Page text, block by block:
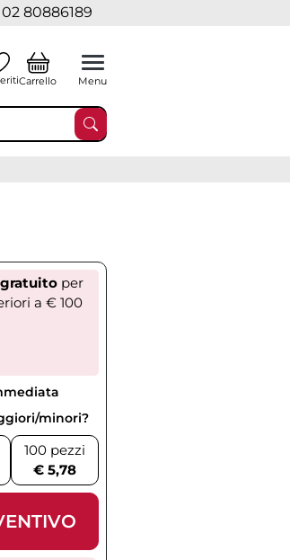
02 80886189
Carrello Menu
per
a € 100
minori?
100 pezzi
€ 5,78